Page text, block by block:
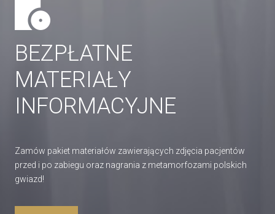
BEZPŁATNE
MATERIAŁY
INFORMACYJNE
Zamów pakiet materiałów zawierających zdjęcia pacjentów
przed i po zabiegu oraz nagrania z metamorfozami polskich
gwiazd!